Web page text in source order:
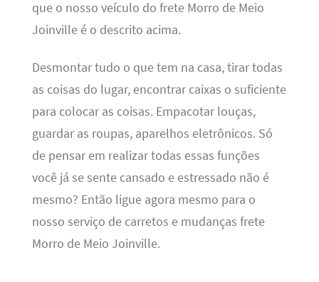
que o nosso veículo do frete Morro de Meio
Joinville é o descrito acima.
Desmontar tudo o que tem na casa, tirar todas
as coisas do lugar, encontrar caixas o suficiente
para colocar as coisas. Empacotar louças,
guardar as roupas, aparelhos eletrônicos. Só
de pensar em realizar todas essas funções
você já se sente cansado e estressado não é
mesmo? Então ligue agora mesmo para o
nosso serviço de carretos e mudanças frete
Morro de Meio Joinville.